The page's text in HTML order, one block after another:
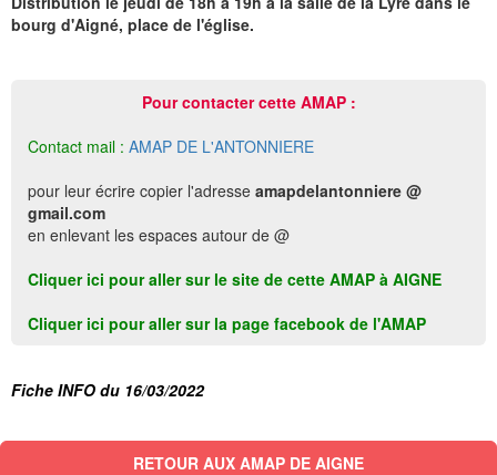
bourg d'Aigné, place de l'église.
Pour contacter cette AMAP :
Contact mail : AMAP DE L'ANTONNIERE
pour leur écrire copier l'adresse amapdelantonniere @
gmail.com
en enlevant les espaces autour de @
Cliquer ici pour aller sur le site de cette AMAP à AIGNE
Cliquer ici pour aller sur la page facebook de l'AMAP
Fiche INFO du 16/03/2022
RETOUR AUX AMAP DE AIGNE